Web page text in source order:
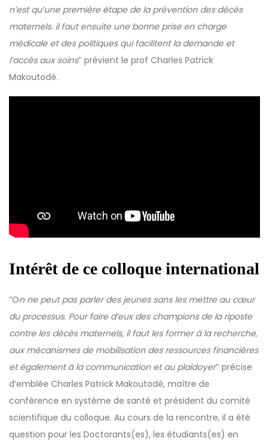
n’est qu’une première étape de la prévention des décès
maternels. il faut ensuite une bonne prise en charge
médicale et des politiques qui facilitent la demande et
l’accès aux soins’’ prévient le prof Charles Patrick
Makoutodé.
Intérêt de ce colloque international
“On ne peut pas parler des jeunes sans les mettre au cœur
du processus. Pour faire d’eux des champions de la riposte
contre les décès maternels, il faut les former à la recherche,
aux mécanismes de mobilisation des ressources financières
et également à la communication et au plaidoyer’’ précise
d’emblée Charles Patrick Makoutodé, maître de
conférence en système de santé et président du comité
scientifique du colloque. Au cours de la rencontre, il a été
question pour les Doctorants(es), les étudiants(es) en